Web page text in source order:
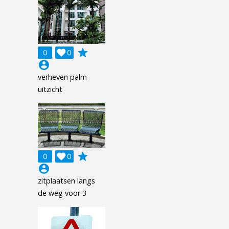
0 0

grade
account_circle
verheven palm
uitzicht
0 0

grade
account_circle
zitplaatsen langs
de weg voor 3